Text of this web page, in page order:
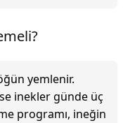
yemlenir.
inekler günde üç
programı, ineğin